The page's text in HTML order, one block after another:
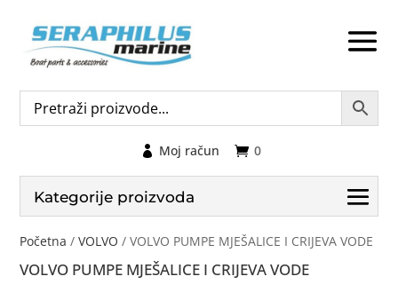
0
Moj račun
Kategorije proizvoda
Početna /VOLVO / VOLVO PUMPE MJEŠALICE I CRIJEVA VODE
VOLVO PUMPE MJEŠALICE I CRIJEVA VODE